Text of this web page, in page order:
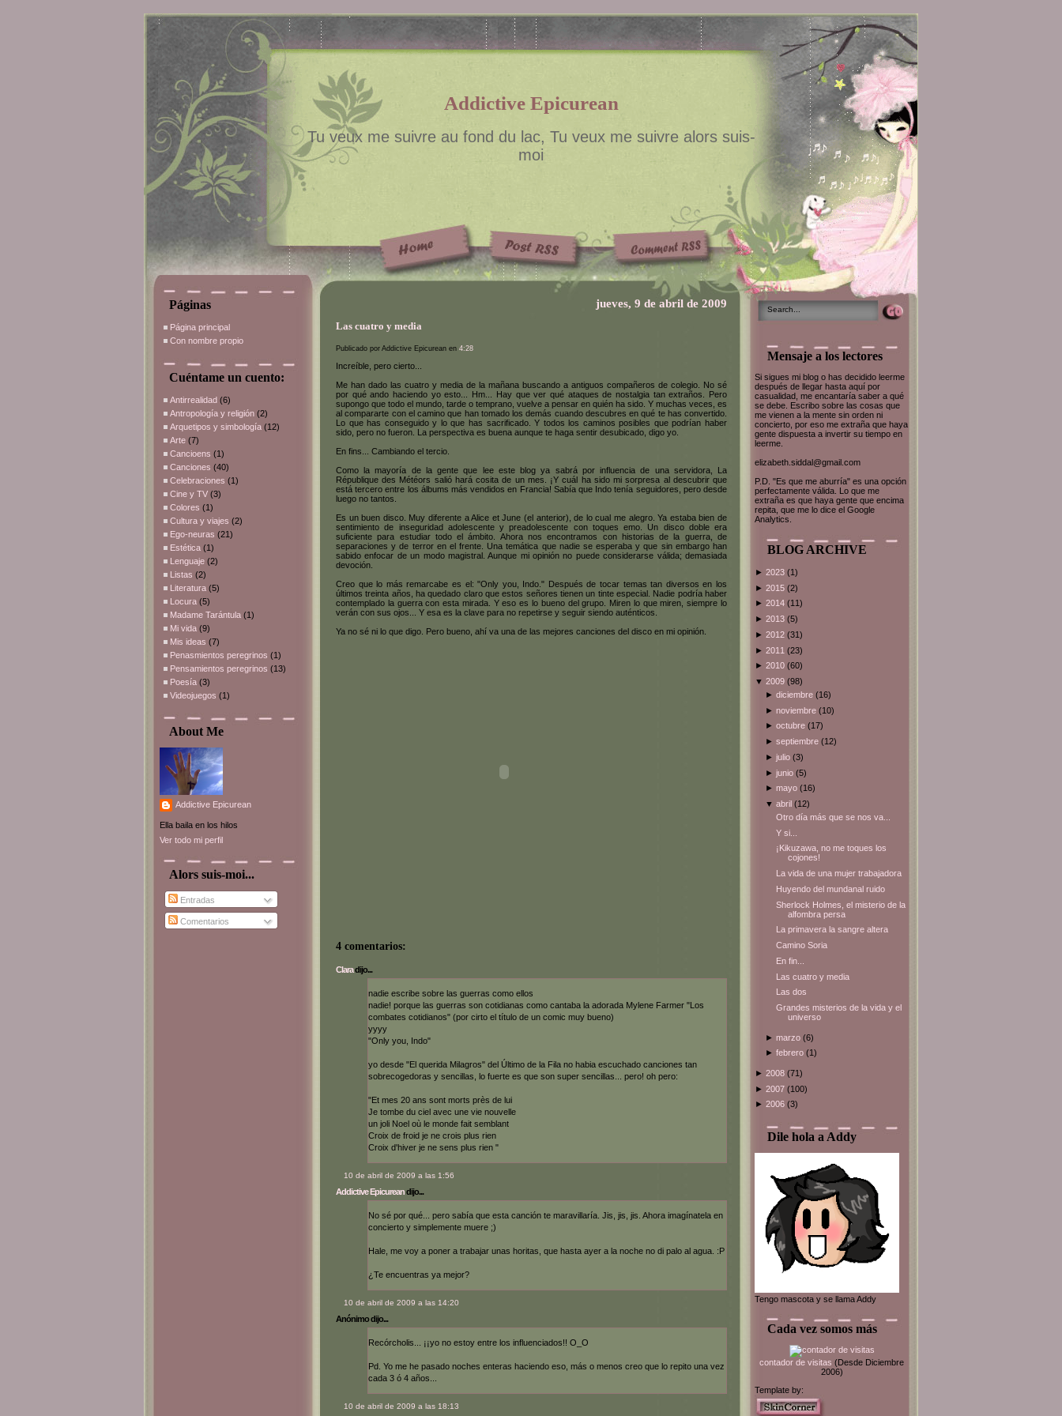
Addictive Epicurean
Tu veux me suivre au fond du lac, Tu veux me suivre alors suis-
moi
Páginas
Página principal
Con nombre propio
Cuéntame un cuento:
Antirrealidad (6)
Antropología y religión (2)
Arquetipos y simbología (12)
Arte (7)
Cancioens (1)
Canciones (40)
Celebraciones (1)
Cine y TV (3)
Colores (1)
Cultura y viajes (2)
Ego-neuras (21)
Estética (1)
Lenguaje (2)
Listas (2)
Literatura (5)
Locura (5)
Madame Tarántula (1)
Mi vida (9)
Mis ideas (7)
Penasmientos peregrinos (1)
Pensamientos peregrinos (13)
Poesía (3)
Videojuegos (1)
About Me
Addictive Epicurean
Ella baila en los hilos
Ver todo mi perfil
Alors suis-moi...
Entradas
Comentarios
jueves, 9 de abril de 2009
Las cuatro y media
Publicado por Addictive Epicurean en 4:28
Increíble, pero cierto...
Me han dado las cuatro y media de la mañana buscando a antiguos compañeros de colegio. No sé
por qué ando haciendo yo esto... Hm... Hay que ver qué ataques de nostalgia tan extraños. Pero
supongo que todo el mundo, tarde o temprano, vuelve a pensar en quién ha sido. Y muchas veces, es
al compararte con el camino que han tomado los demás cuando descubres en qué te has convertido.
Lo que has conseguido y lo que has sacrificado. Y todos los caminos posibles que podrían haber
sido, pero no fueron. La perspectiva es buena aunque te haga sentir desubicado, digo yo.
En fins... Cambiando el tercio.
Como la mayoría de la gente que lee este blog ya sabrá por influencia de una servidora, La
République des Météors salió hará cosita de un mes. ¡Y cuál ha sido mi sorpresa al descubrir que
está tercero entre los álbums más vendidos en Francia! Sabía que Indo tenía seguidores, pero desde
luego no tantos.
Es un buen disco. Muy diferente a Alice et June (el anterior), de lo cual me alegro. Ya estaba bien de
sentimiento de inseguridad adolescente y preadolescente con toques emo. Un disco doble era
suficiente para estudiar todo el ámbito. Ahora nos encontramos con historias de la guerra, de
separaciones y de terror en el frente. Una temática que nadie se esperaba y que sin embargo han
sabido enfocar de un modo magistral. Aunque mi opinión no puede considerarse válida; demasiada
devoción.
Creo que lo más remarcabe es el: "Only you, Indo." Después de tocar temas tan diversos en los
últimos treinta años, ha quedado claro que estos señores tienen un tinte especial. Nadie podría haber
contemplado la guerra con esta mirada. Y eso es lo bueno del grupo. Miren lo que miren, siempre lo
verán con sus ojos... Y esa es la clave para no repetirse y seguir siendo auténticos.
Ya no sé ni lo que digo. Pero bueno, ahí va una de las mejores canciones del disco en mi opinión.
4 comentarios:
Claradijo...
nadie escribe sobre las guerras como ellos
nadie! porque las guerras son cotidianas como cantaba la adorada Mylene Farmer "Los
combates cotidianos" (por cirto el título de un comic muy bueno)
yyyy
"Only you, Indo"
yo desde "El querida Milagros" del Último de la Fila no habia escuchado canciones tan
sobrecogedoras y sencillas, lo fuerte es que son super sencillas... pero! oh pero:
"Et mes 20 ans sont morts près de lui
Je tombe du ciel avec une vie nouvelle
un joli Noel où le monde fait semblant
Croix de froid je ne crois plus rien
Croix d'hiver je ne sens plus rien "
10 de abril de 2009 a las 1:56
Addictive Epicureandijo...
No sé por qué... pero sabía que esta canción te maravillaría. Jis, jis, jis. Ahora imagínatela en
concierto y simplemente muere ;)
Hale, me voy a poner a trabajar unas horitas, que hasta ayer a la noche no di palo al agua. :P
¿Te encuentras ya mejor?
10 de abril de 2009 a las 14:20
Anónimo dijo...
Recórcholis... ¡¡yo no estoy entre los influenciados!! O_O
Pd. Yo me he pasado noches enteras haciendo eso, más o menos creo que lo repito una vez
cada 3 ó 4 años...
10 de abril de 2009 a las 18:13
Mensaje a los lectores
Si sigues mi blog o has decidido leerme
después de llegar hasta aquí por
casualidad, me encantaría saber a qué
se debe. Escribo sobre las cosas que
me vienen a la mente sin orden ni
concierto, por eso me extraña que haya
gente dispuesta a invertir su tiempo en
leerme.
elizabeth.siddal@gmail.com
P.D. "Es que me aburría" es una opción
perfectamente válida. Lo que me
extraña es que haya gente que encima
repita, que me lo dice el Google
Analytics.
BLOG ARCHIVE
► 2023 (1)
► 2015 (2)
► 2014 (11)
► 2013 (5)
► 2012 (31)
► 2011 (23)
► 2010 (60)
▼ 2009 (98)
►diciembre(16)
►noviembre(10)
►octubre(17)
►septiembre(12)
►julio(3)
►junio(5)
►mayo(16)
▼abril(12)
Otro día más que se nos va...
Y si...
¡Kikuzawa, no me toques los
cojones!
La vida de una mujer trabajadora
Huyendo del mundanal ruido
Sherlock Holmes, el misterio de la
alfombra persa
La primavera la sangre altera
Camino Soria
En fin...
Las cuatro y media
Las dos
Grandes misterios de la vida y el
universo
►marzo(6)
►febrero(1)
► 2008 (71)
► 2007 (100)
► 2006 (3)
Dile hola a Addy
Tengo mascota y se llama Addy
Cada vez somos más
contador de visitas (Desde Diciembre
2006)
Template by: